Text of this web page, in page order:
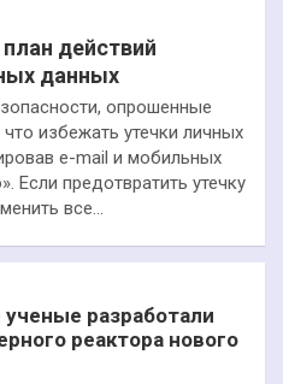
действий
данных
опрошенные
избежать утечки личных
e-mail и мобильных
Если предотвратить утечку
все…
ученые разработали
реактора нового